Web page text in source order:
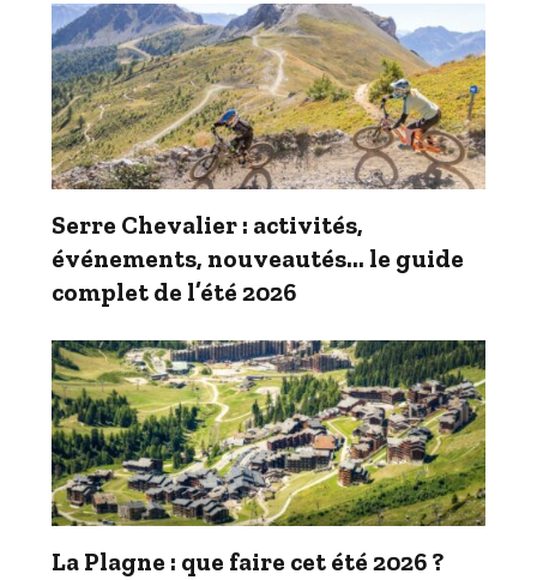
Serre Chevalier : activités,
événements, nouveautés… le guide
complet de l’été 2026
La Plagne : que faire cet été 2026 ?